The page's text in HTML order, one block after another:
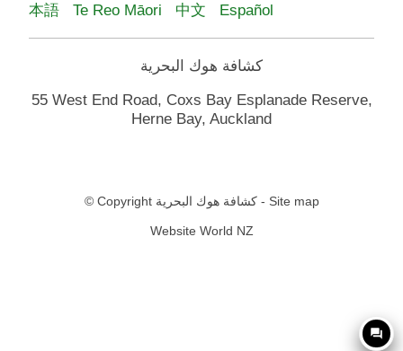
本語
Te Reo Māori 中文 Español
كشافة هوك البحرية
55 West End Road, Coxs Bay Esplanade Reserve,
Herne Bay, Auckland
© Copyright كشافة هوك البحرية- Site map
Website World NZ
question_answer